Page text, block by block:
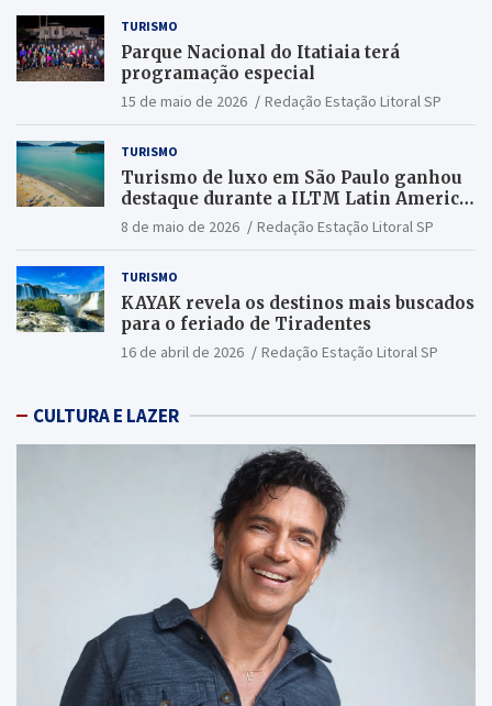
TURISMO
Parque Nacional do Itatiaia terá
programação especial
15 de maio de 2026 Redação Estação Litoral SP
TURISMO
Turismo de luxo em São Paulo ganhou
destaque durante a ILTM Latin America
2026
8 de maio de 2026 Redação Estação Litoral SP
TURISMO
KAYAK revela os destinos mais buscados
para o feriado de Tiradentes
16 de abril de 2026 Redação Estação Litoral SP
CULTURA E LAZER